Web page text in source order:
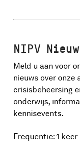
NIPV
Meld u aan voor
nieuws over
crisisbeheersing
onderwijs,
kennisevents.
Frequentie: 1